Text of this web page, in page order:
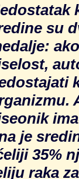
su
je
35%
raka